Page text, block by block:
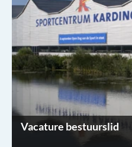
Vacature bestuurslid